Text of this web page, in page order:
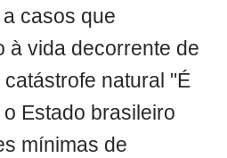
casos que
à vida decorrente de
natural "É
Estado brasileiro
mínimas de